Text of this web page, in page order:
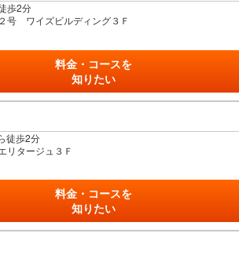
歩2分
号 ワイズビルディング３Ｆ
料金・コースを
知りたい
徒歩2分
タージュ３Ｆ
料金・コースを
知りたい